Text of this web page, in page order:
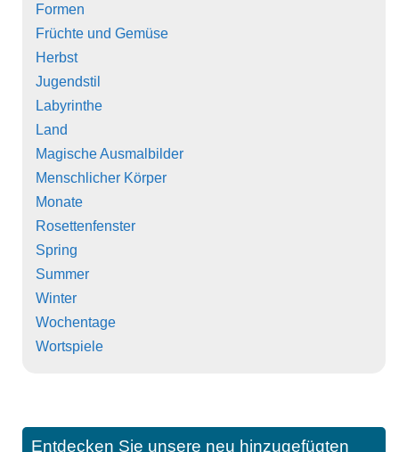
Formen
Früchte und Gemüse
Herbst
Jugendstil
Labyrinthe
Land
Magische Ausmalbilder
Menschlicher Körper
Monate
Rosettenfenster
Spring
Summer
Winter
Wochentage
Wortspiele
Entdecken Sie unsere neu hinzugefügten